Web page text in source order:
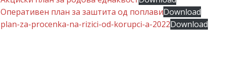
Оперативен план за заштита од поплавиDownload
plan-za-procenka-na-rizici-od-korupci-a-2022Download